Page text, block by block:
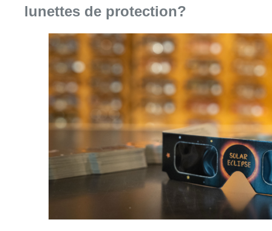
lunettes de protection?